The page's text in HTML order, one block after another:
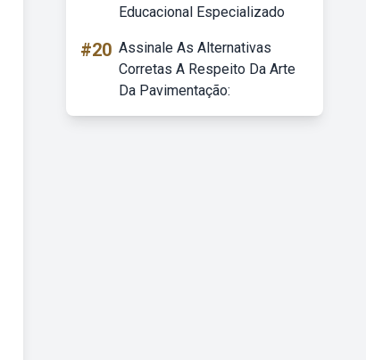
Educacional Especializado
#20 Assinale As Alternativas
Corretas A Respeito Da Arte
Da Pavimentação: